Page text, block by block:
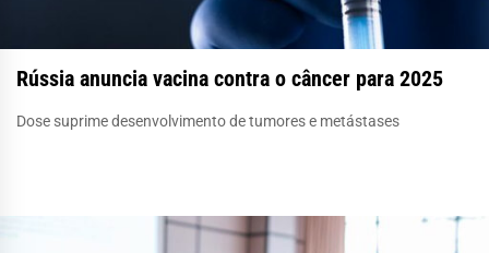
Rússia anuncia vacina contra o câncer para 2025
Dose suprime desenvolvimento de tumores e metástases